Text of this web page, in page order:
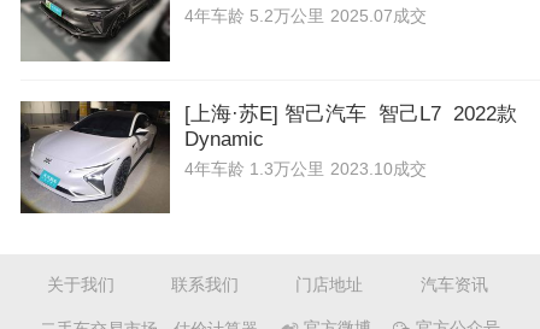
4年车龄 5.2万公里 2025.07成交
[上海·苏E] 智己汽车 智己L7 2022款
Dynamic
4年车龄 1.3万公里 2023.10成交
关于我们 联系我们 门店地址 汽车资讯